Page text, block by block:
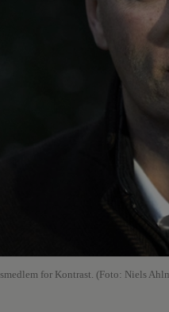
for Kontrast. (Foto: Niels